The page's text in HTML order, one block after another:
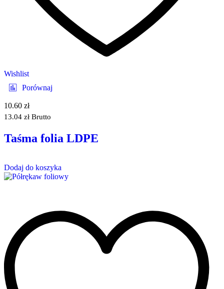
Wishlist
Porównaj
10.60 zł
13.04 zł Brutto
Taśma folia LDPE
Dodaj do koszyka